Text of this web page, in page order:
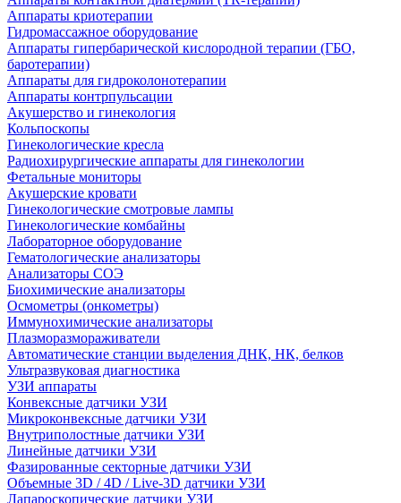
Аппараты криотерапии
Гидромассажное оборудование
Аппараты гипербарической кислородной терапии (ГБО,
баротерапии)
Аппараты для гидроколонотерапии
Аппараты контрпульсации
Акушерство и гинекология
Кольпоскопы
Гинекологические кресла
Радиохирургические аппараты для гинекологии
Фетальные мониторы
Акушерские кровати
Гинекологические смотровые лампы
Гинекологические комбайны
Лабораторное оборудование
Гематологические анализаторы
Анализаторы СОЭ
Биохимические анализаторы
Осмометры (онкометры)
Иммунохимические анализаторы
Плазморазмораживатели
Автоматические станции выделения ДНК, НК, белков
Ультразвуковая диагностика
УЗИ аппараты
Конвексные датчики УЗИ
Микроконвексные датчики УЗИ
Внутриполостные датчики УЗИ
Линейные датчики УЗИ
Фазированные секторные датчики УЗИ
Объемные 3D / 4D / Live-3D датчики УЗИ
Лапароскопические датчики УЗИ